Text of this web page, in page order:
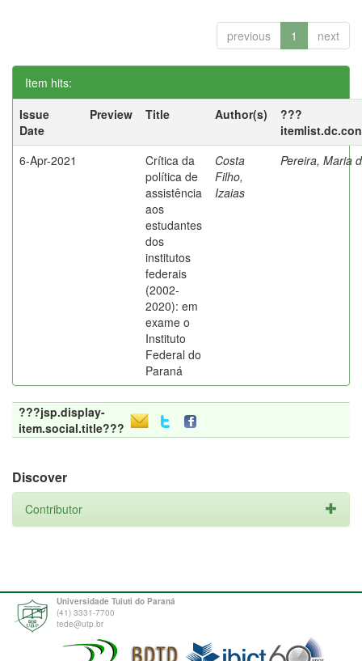
previous 1 next
Item hits:
Issue
Date
Preview Title Author(s)
???
6-Apr-2021
Crítica da
política de
assistência
aos
estudantes
dos
institutos
federais
(2002-
2020): em
exame o
Instituto
Federal do
Paraná
Costa
Filho,
Izaias
Pereira, Maria
???jsp.display-
item.social.title???
Discover
Contributor
Universidade Tuiuti do Paraná
(41) 3331-7700
tede@utp.br